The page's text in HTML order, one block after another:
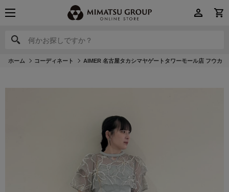
何かお探しですか？
何かお探しですか？
ホーム コーディネート AIMER 名古屋タカシマヤゲートタワーモール店 フウカ